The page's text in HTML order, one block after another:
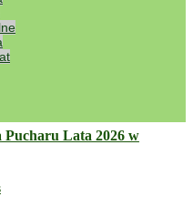
które chcecie wprowadzić
prosimy o kontakt na adres:
niezależnie od zasięgu sieci
Pucharu Lata 2026 w